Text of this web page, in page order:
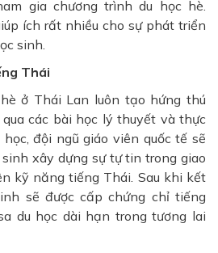
gia chương trình du học hè.
ích rất nhiều cho sự phát triển
sinh.
Thái
ở Thái Lan luôn tạo hứng thú
các bài học lý thuyết và thực
đội ngũ giáo viên quốc tế sẽ
xây dựng sự tự tin trong giao
kỹ năng tiếng Thái. Sau khi kết
sẽ được cấp chứng chỉ tiếng
du học dài hạn trong tương lai